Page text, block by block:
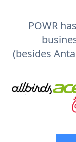
POWR
(besides